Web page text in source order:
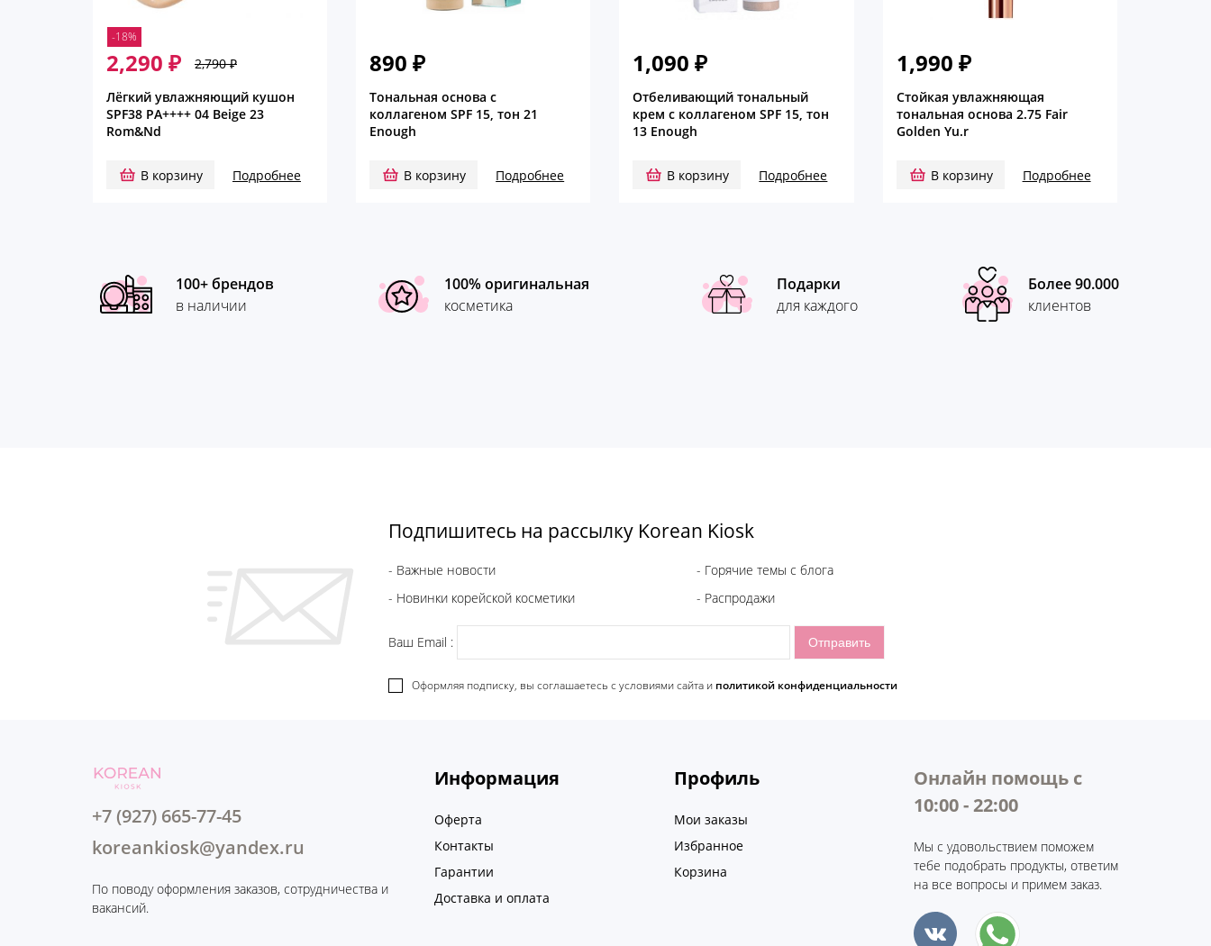
2,790₽
Первоначальная
цена
составляла
2,790 ₽.
2,290 ₽
Текущая
цена:
2,290 ₽.
Лёгкий увлажняющий кушон
SPF38 PA++++ 04 Beige 23
Rom&Nd
В корзину Подробнее
-18%
890₽
Тональная основа с
коллагеном SPF 15, тон 21
Enough
В корзину Подробнее
1,090₽
Отбеливающий тональный
крем с коллагеном SPF 15, тон
13 Enough
В корзину Подробнее
1,990 ₽
Стойкая увлажняющая
тональная основа 2.75 Fair
Golden Yu.r
В корзину Подробнее
100+ брендов
в наличии
100% оригинальная
косметика
Подарки
для каждого
Более 90.000
клиентов
Подпишитесь на рассылку Korean Kiosk
- Важные новости
- Горячие темы с блога
- Новинки корейской косметики
- Распродажи
Ваш Email :
Оформляя подписку, вы соглашаетесь c условиями сайта и политикой конфиденциальности
+7 (927) 665-77-45
koreankiosk@yandex.ru
По поводу оформления заказов, сотрудничества и
вакансий.
Информация
Оферта
Контакты
Гарантии
Доставка и оплата
Профиль
Мои заказы
Избранное
Корзина
Онлайн помощь с
10:00 - 22:00
Мы с удовольствием поможем
тебе подобрать продукты, ответим
на все вопросы и примем заказ.